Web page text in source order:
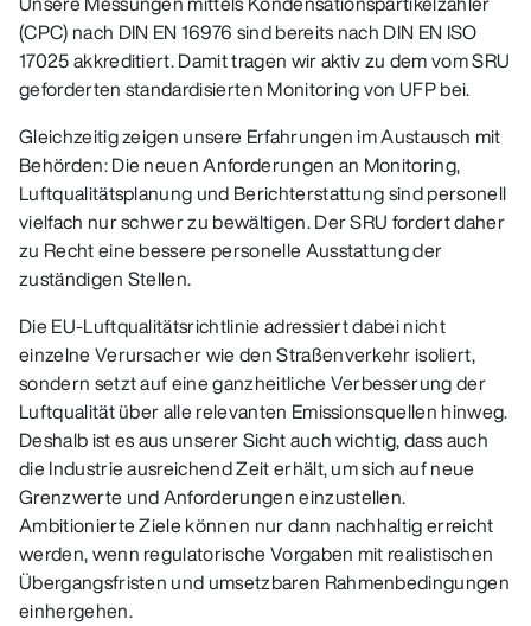
(CPC) nach DIN EN 16976 sind bereits nach DIN EN ISO
17025 akkreditiert. Damit tragen wir aktiv zu dem vom SRU
geforderten standardisierten Monitoring von UFP bei.
Gleichzeitig zeigen unsere Erfahrungen im Austausch mit
Behörden: Die neuen Anforderungen an Monitoring,
Luftqualitätsplanung und Berichterstattung sind personell
vielfach nur schwer zu bewältigen. Der SRU fordert daher
zu Recht eine bessere personelle Ausstattung der
zuständigen Stellen.
Die EU-Luftqualitätsrichtlinie adressiert dabei nicht
einzelne Verursacher wie den Straßenverkehr isoliert,
sondern setzt auf eine ganzheitliche Verbesserung der
Luftqualität über alle relevanten Emissionsquellen hinweg.
Deshalb ist es aus unserer Sicht auch wichtig, dass auch
die Industrie ausreichend Zeit erhält, um sich auf neue
Grenzwerte und Anforderungen einzustellen.
Ambitionierte Ziele können nur dann nachhaltig erreicht
werden, wenn regulatorische Vorgaben mit realistischen
Übergangsfristen und umsetzbaren Rahmenbedingungen
einhergehen.